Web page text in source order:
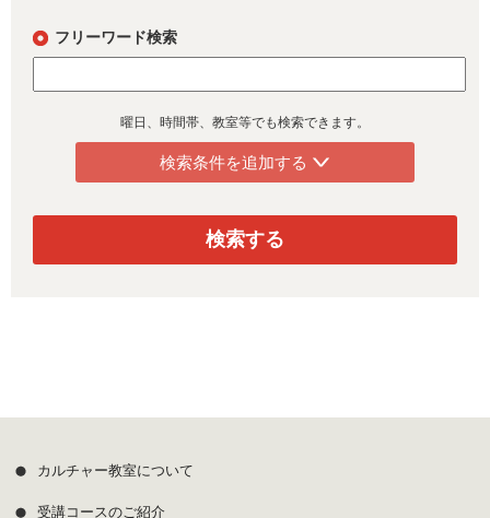
フリーワード検索
曜日、時間帯、教室等でも検索できます。
検索条件を追加する
検索する
カルチャー教室について
受講コースのご紹介